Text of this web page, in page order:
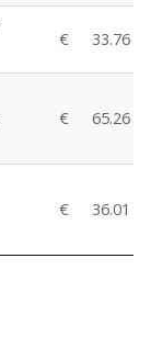
€ 33.76
€ 65.26
€ 36.01